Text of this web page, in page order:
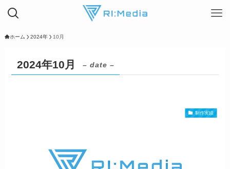
ホーム 2024年 10月
2024年10月 – date –
制作実績